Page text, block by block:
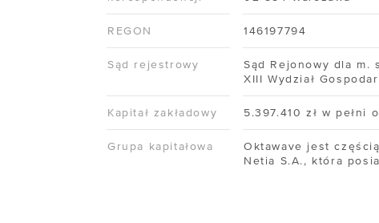
USŁUGI WSPARCIA
/ Cloud Operation Support
/
/
REGON 146197794
Sąd rejestrowy
Sąd Rejonowy dla m.
XIII Wydział
Kapitał zakładowy 5.397.410 zł w pełni
Grupa kapitałowa
Oktawave jest
Netia S.A., która